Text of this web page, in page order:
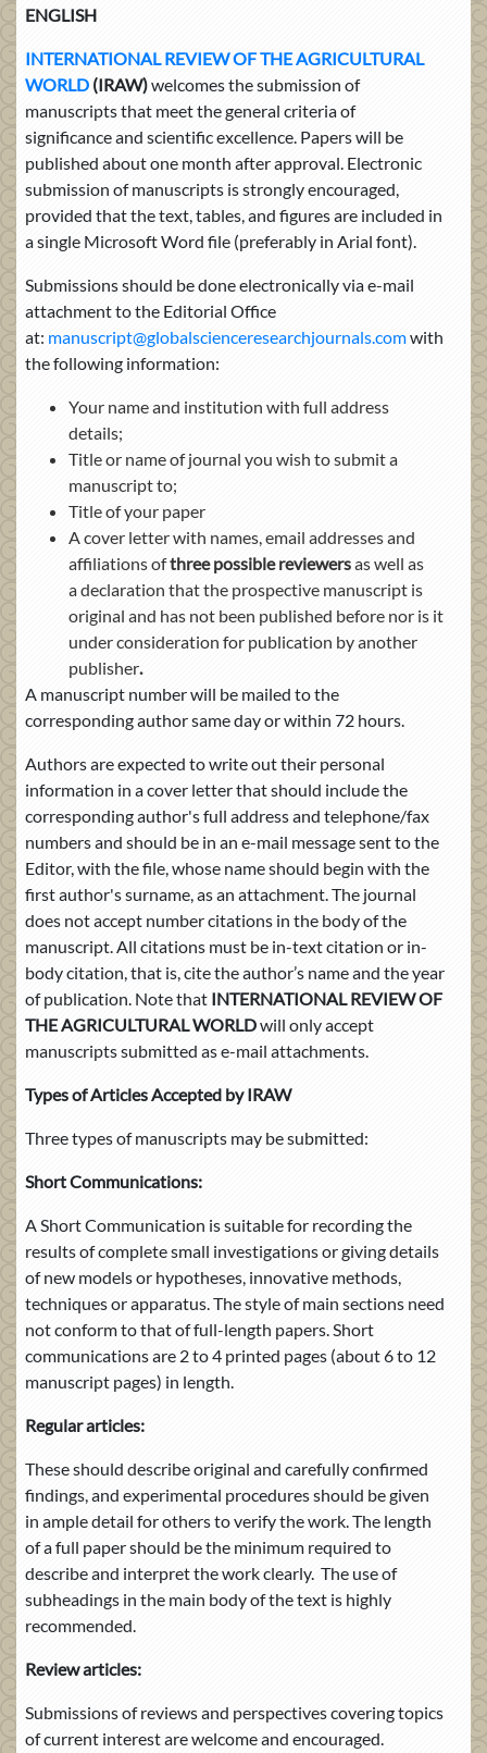
ENGLISH
INTERNATIONAL REVIEW OF THE AGRICULTURAL
WORLD (IRAW)welcomes the submission of
manuscripts that meet the general criteria of
significance and scientific excellence. Papers will be
published about one month after approval. Electronic
submission of manuscripts is strongly encouraged,
provided that the text, tables, and figures are included in
a single Microsoft Word file (preferably in Arial font).
Submissions should be done electronically via e-mail
attachment to the Editorial Office
at: manuscript@globalscienceresearchjournals.comwith
the following information:
Your name and institution with full address
details;
Title or name of journal you wish to submit a
manuscript to;
Title of your paper
A cover letter with names, email addresses and
affiliations ofthree possible reviewersas well as
a declaration that the prospective manuscript is
original and has not been published before nor is it
under consideration for publication by another
publisher.
A manuscript number will be mailed to the
corresponding author same day or within 72 hours.
Authors are expected to write out their personal
information in a cover letter that should include the
corresponding author's full address and telephone/fax
numbers and should be in an e-mail message sent to the
Editor, with the file, whose name should begin with the
first author's surname, as an attachment. The journal
does not accept number citations in the body of the
manuscript. All citations must be in-text citation or in-
body citation, that is, cite the author’s name and the year
of publication. Note that INTERNATIONAL REVIEW OF
THE AGRICULTURAL WORLDwill only accept
manuscripts submitted as e-mail attachments.
Types of Articles Accepted by IRAW
Three types of manuscripts may be submitted:
Short Communications:
A Short Communication is suitable for recording the
results of complete small investigations or giving details
of new models or hypotheses, innovative methods,
techniques or apparatus. The style of main sections need
not conform to that of full-length papers. Short
communications are 2 to 4 printed pages (about 6 to 12
manuscript pages) in length.
Regular articles:
These should describe original and carefully confirmed
findings, and experimental procedures should be given
in ample detail for others to verify the work. The length
of a full paper should be the minimum required to
describe and interpret the work clearly. The use of
subheadings in the main body of the text is highly
recommended.
Review articles:
Submissions of reviews and perspectives covering topics
of current interest are welcome and encouraged.